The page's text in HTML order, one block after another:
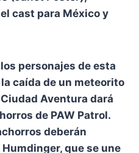
cast para México y
personajes de esta
caída de un meteorito
Aventura dará
de PAW Patrol.
deberán
que se une